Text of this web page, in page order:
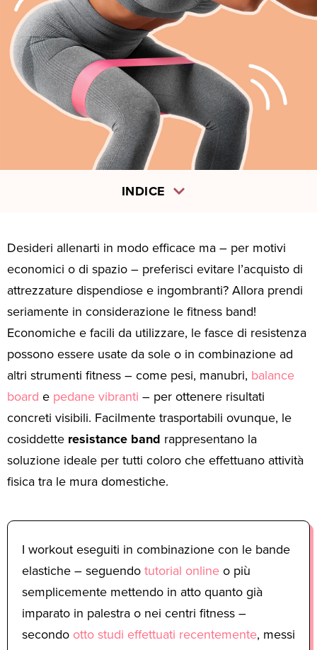
INDICE
Desideri allenarti in modo efficace ma – per motivi
economici o di spazio – preferisci evitare l’acquisto di
attrezzature dispendiose e ingombranti? Allora prendi
seriamente in considerazione le fitness band!
Economiche e facili da utilizzare, le fasce di resistenza
possono essere usate da sole o in combinazione ad
altri strumenti fitness – come pesi, manubri, balance
board e pedane vibranti – per ottenere risultati
concreti visibili. Facilmente trasportabili ovunque, le
cosiddette resistance band rappresentano la
soluzione ideale per tutti coloro che effettuano attività
fisica tra le mura domestiche.
I workout eseguiti in combinazione con le bande
elastiche – seguendo tutorial online o più
semplicemente mettendo in atto quanto già
imparato in palestra o nei centri fitness –
secondo otto studi effettuati recentemente, messi